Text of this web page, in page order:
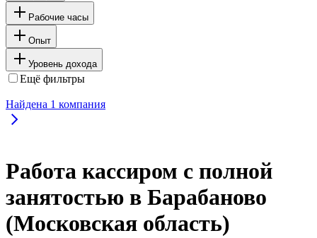
Рабочие часы
Опыт
Уровень дохода
Ещё фильтры
Найдена 1 компания
Работа кассиром с полной
занятостью в Барабаново
(Московская область)